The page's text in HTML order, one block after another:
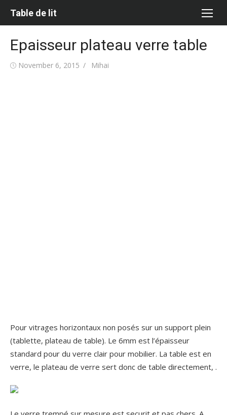
Table de lit
Epaisseur plateau verre table
Posted
November 6, 2015 Author
Mihai
Pour vitrages horizontaux non posés sur un support plein
(tablette, plateau de table). Le 6mm est l’épaisseur
standard pour du verre clair pour mobilier. La table est en
verre, le plateau de verre sert donc de table directement, .